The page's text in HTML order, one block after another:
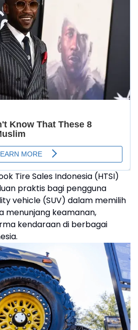
Tire Sales Indonesia (HTSI)
praktis bagi pengguna
vehicle (SUV) dalam memilih
menunjang keamanan,
kendaraan di berbagai